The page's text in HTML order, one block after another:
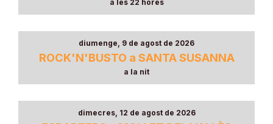
a les 22 hores
diumenge, 9 de agost de 2026
ROCK'N'BUSTO a SANTA SUSANNA
a la nit
dimecres, 12 de agost de 2026